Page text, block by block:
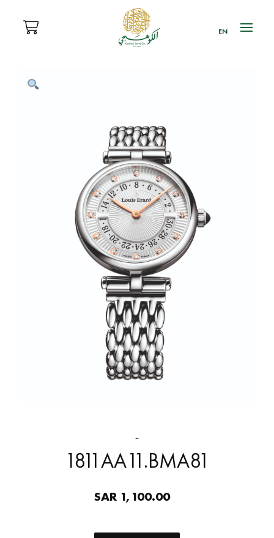
-
1811AA11.BMA81
SAR 1,100.00